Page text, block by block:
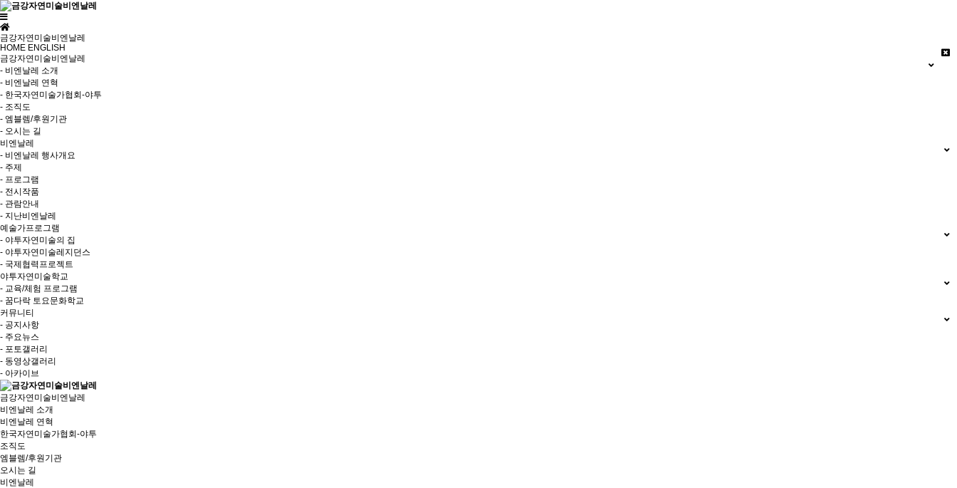
금강자연미술비엔날레
HOME ENGLISH
금강자연미술비엔날레
- 비엔날레 소개
- 비엔날레 연혁
- 한국자연미술가협회-야투
- 조직도
- 엠블렘/후원기관
- 오시는 길
비엔날레
- 비엔날레 행사개요
- 주제
- 프로그램
- 전시작품
- 관람안내
- 지난비엔날레
예술가프로그램
- 야투자연미술의 집
- 야투자연미술레지던스
- 국제협력프로젝트
야투자연미술학교
- 교육/체험 프로그램
- 꿈다락 토요문화학교
커뮤니티
- 공지사항
- 주요뉴스
- 포토갤러리
- 동영상갤러리
- 아카이브
금강자연미술비엔날레
비엔날레 소개
비엔날레 연혁
한국자연미술가협회-야투
조직도
엠블렘/후원기관
오시는 길
비엔날레